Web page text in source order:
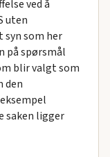
ved å
uten
syn som her
på spørsmål
blir valgt som
den
saken ligger